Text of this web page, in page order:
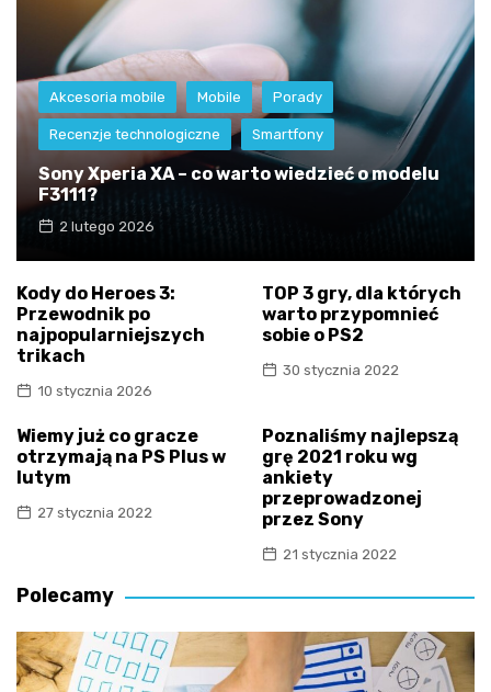
Akcesoria mobile Mobile Porady
Recenzje technologiczne Smartfony
Sony Xperia XA – co warto wiedzieć o modelu
F3111?
2 lutego 2026
Kody do Heroes 3:
Przewodnik po
najpopularniejszych
trikach
10 stycznia 2026
TOP 3 gry, dla których
warto przypomnieć
sobie o PS2
30 stycznia 2022
Wiemy już co gracze
otrzymają na PS Plus w
lutym
27 stycznia 2022
Poznaliśmy najlepszą
grę 2021 roku wg
ankiety
przeprowadzonej
przez Sony
21 stycznia 2022
Polecamy